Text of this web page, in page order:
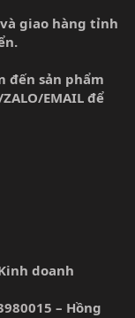
giao hàng tỉnh
đến sản phẩm
EMAIL để
doanh
– Hồng